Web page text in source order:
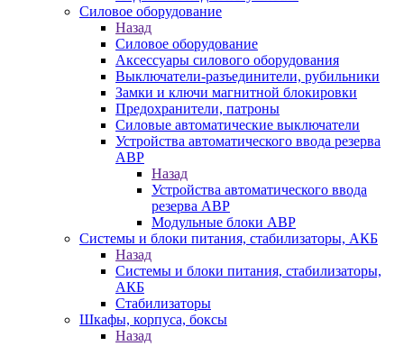
Силовое оборудование
Назад
Силовое оборудование
Аксессуары силового оборудования
Выключатели-разъединители, рубильники
Замки и ключи магнитной блокировки
Предохранители, патроны
Силовые автоматические выключатели
Устройства автоматического ввода резерва
АВР
Назад
Устройства автоматического ввода
резерва АВР
Модульные блоки АВР
Системы и блоки питания, стабилизаторы, АКБ
Назад
Системы и блоки питания, стабилизаторы,
АКБ
Стабилизаторы
Шкафы, корпуса, боксы
Назад